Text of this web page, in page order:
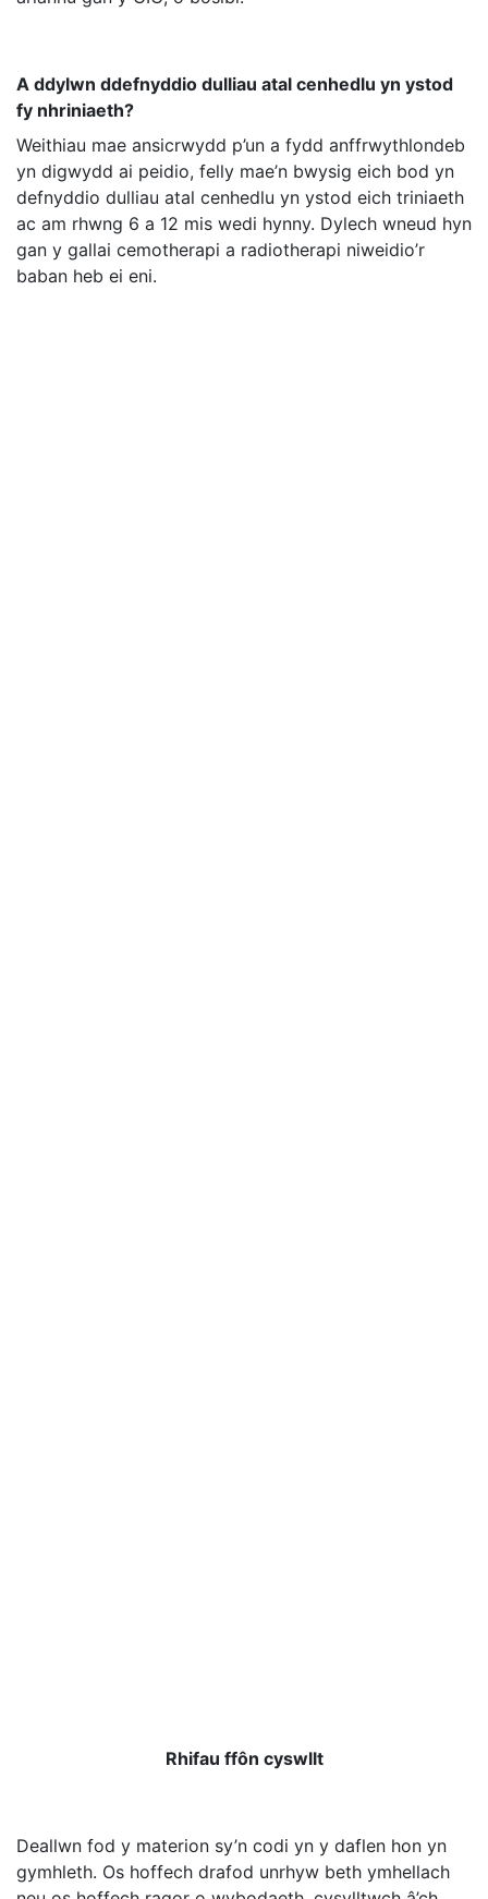
A ddylwn ddefnyddio dulliau atal cenhedlu yn ystod
fy nhriniaeth?
Weithiau mae ansicrwydd p’un a fydd anffrwythlondeb
yn digwydd ai peidio, felly mae’n bwysig eich bod yn
defnyddio dulliau atal cenhedlu yn ystod eich triniaeth
ac am rhwng 6 a 12 mis wedi hynny. Dylech wneud hyn
gan y gallai cemotherapi a radiotherapi niweidio’r
baban heb ei eni.
Rhifau ffôn cyswllt
Deallwn fod y materion sy’n codi yn y daflen hon yn
gymhleth. Os hoffech drafod unrhyw beth ymhellach